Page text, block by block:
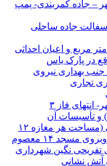
– جاده کمربندی- پمپ
جاده ساحلی
اجاره یک باب ساختمان به مساحت ۱۹۰ متر مربع و اعیان احداثی
در پارک یاس
بهداری نیروی
تجاری
و تأسیسات آن
اجاره ۲۰ باب مغازه بازارچه خوداشتغالی (مساحت هر مغازه ۱۲
تفریحی نگین شهرداری
آتش نشانی